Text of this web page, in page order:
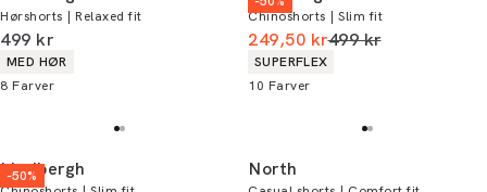
Hørshorts | Relaxed fit
I alt (inkl. rabat)
499 kr
Produkt egenskaber
MED HØR
8 Farver
Chinoshorts | Slim fit
249,50 krI alt (uden rabat)
499 kr
Produkt egenskaber
SUPERFLEX
10 Farver
-50%
Lindbergh North